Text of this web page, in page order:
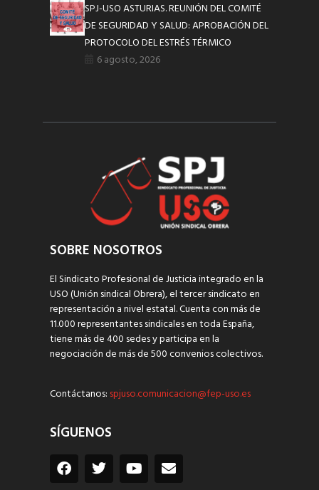
SPJ-USO ASTURIAS. REUNIÓN DEL COMITÉ
DE SEGURIDAD Y SALUD: APROBACIÓN DEL
PROTOCOLO DEL ESTRÉS TÉRMICO
6 agosto, 2026
SOBRE NOSOTROS
El Sindicato Profesional de Justicia integrado en la
USO (Unión sindical Obrera), el tercer sindicato en
representación a nivel estatal. Cuenta con más de
11.000 representantes sindicales en toda España,
tiene más de 400 sedes y participa en la
negociación de más de 500 convenios colectivos.
Contáctanos: spjuso.comunicacion@fep-uso.es
SÍGUENOS